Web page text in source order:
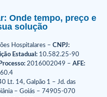
Onde tempo, preço e
solução
Hospitalares – CNPJ:
Estadual:10.582.25-90
2016002049 – AFE:
Lt. 14, Galpão 1 – Jd. das
– Goiás – 74905-070